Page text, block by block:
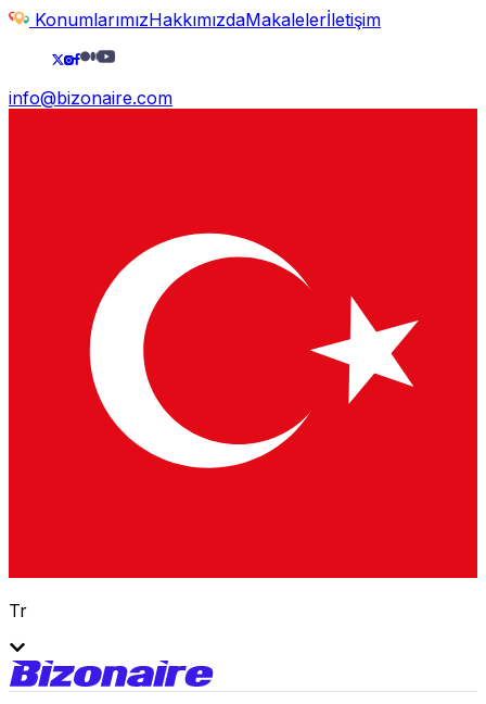
KonumlarımızHakkımızdaMakalelerİletişim
info@bizonaire.com
Tr